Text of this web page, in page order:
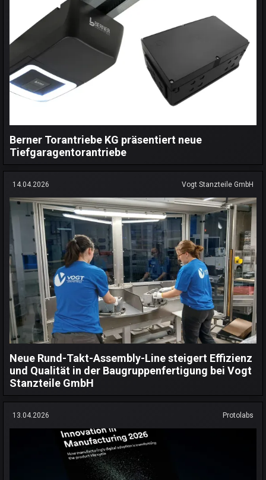
Berner Torantriebe KG präsentiert neue
Tiefgaragentorantriebe
14.04.2026 Vogt Stanzteile GmbH
Neue Rund-Takt-Assembly-Line steigert Effizienz
und Qualität in der Baugruppenfertigung bei Vogt
Stanzteile GmbH
13.04.2026 Protolabs